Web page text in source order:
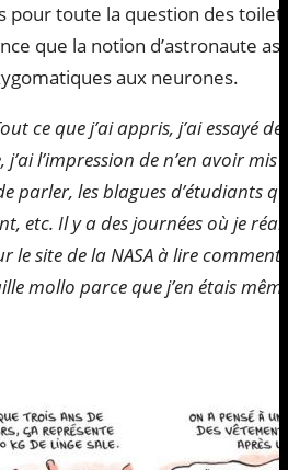
pour toute la question des
que la notion d’astronaute
aux neurones.
ce que j’ai appris, j’ai essayé
j’ai l’impression de n’en avoir
parler, les blagues d’étudiants
etc. Il y a des journées où je
le site de la NASA à lire
mollo parce que j’en étais